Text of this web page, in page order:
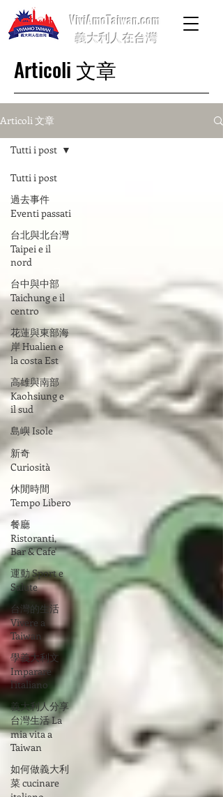
ViviAmoTaiwan.com
義大利人在台灣
Articoli 文章
Articoli 文章
Tutti i post
過去事件
Eventi passati
台北與北台灣
Taipei e il
nord
台中與中部
Taichung e il
centro
花蓮與東部海
岸 Hualien e
la costa Est
高雄與南部
Kaohsiung e
il sud
島嶼 Isole
新奇
Curiosità
休閒時間
Tempo Libero
餐廳
Ristoranti,
Bar & Cafe'
運動 Sport e
Salute
台灣的生活
Vivere a
Taiwan
學義大利文
Imparare
l'italiano
義大利人分享
台灣生活 La
mia vita a
Taiwan
如何做義大利
菜 cucinare
Tutti i post